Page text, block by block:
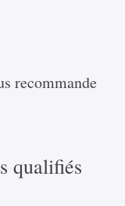
recommande
qualifiés